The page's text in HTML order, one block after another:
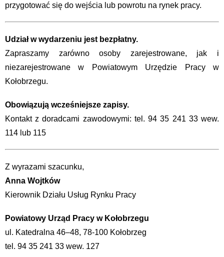
przygotować się do wejścia lub powrotu na rynek pracy.
Udział w wydarzeniu jest bezpłatny.
Zapraszamy zarówno osoby zarejestrowane, jak i
niezarejestrowane w Powiatowym Urzędzie Pracy w
Kołobrzegu.
Obowiązują wcześniejsze zapisy.
Kontakt z doradcami zawodowymi: tel. 94 35 241 33 wew.
114 lub 115
Z wyrazami szacunku,
Anna Wojtków
Kierownik Działu Usług Rynku Pracy
Powiatowy Urząd Pracy w Kołobrzegu
ul. Katedralna 46–48, 78-100 Kołobrzeg
tel. 94 35 241 33 wew. 127